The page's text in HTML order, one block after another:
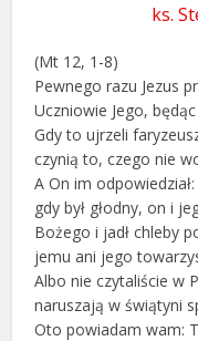
ks.
(Mt 12, 1-8)
Pewnego razu Jezus
Uczniowie Jego,
Gdy to ujrzeli
czynią to, czego nie
A On im
gdy był głodny, on i
Bożego i jadł chleby
jemu ani jego
Albo nie czytaliście w
naruszają w świątyni
Oto powiadam wam: